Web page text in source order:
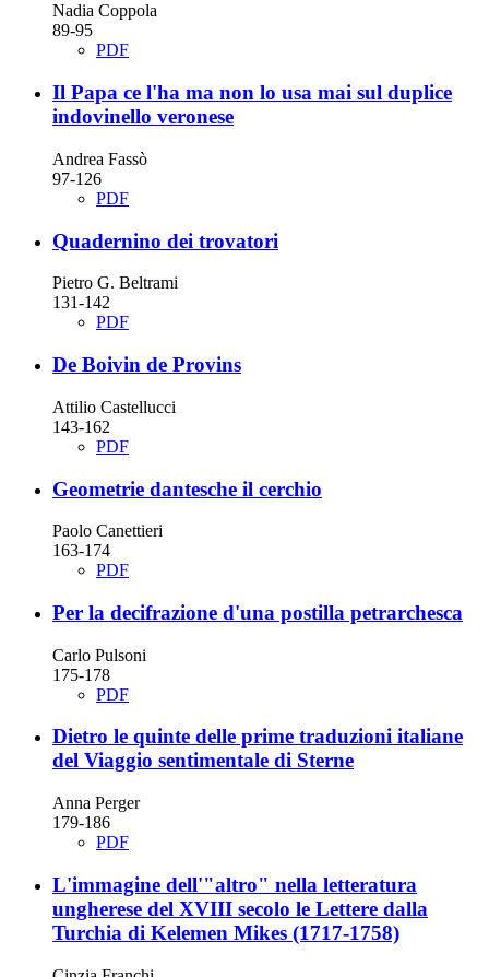
Nadia Coppola
89-95
PDF
Il Papa ce l'ha ma non lo usa mai sul duplice
indovinello veronese
Andrea Fassò
97-126
PDF
Quadernino dei trovatori
Pietro G. Beltrami
131-142
PDF
De Boivin de Provins
Attilio Castellucci
143-162
PDF
Geometrie dantesche il cerchio
Paolo Canettieri
163-174
PDF
Per la decifrazione d'una postilla petrarchesca
Carlo Pulsoni
175-178
PDF
Dietro le quinte delle prime traduzioni italiane
del Viaggio sentimentale di Sterne
Anna Perger
179-186
PDF
L'immagine dell'"altro" nella letteratura
ungherese del XVIII secolo le Lettere dalla
Turchia di Kelemen Mikes (1717-1758)